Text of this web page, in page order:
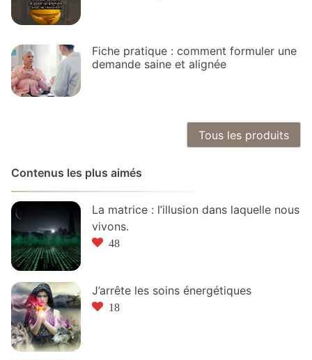
Fiche pratique : comment formuler une
demande saine et alignée
Tous les produits
Contenus les plus aimés
La matrice : l’illusion dans laquelle nous
vivons.
48
J’arrête les soins énergétiques
18